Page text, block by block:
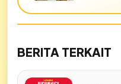
BERITA TERKAIT